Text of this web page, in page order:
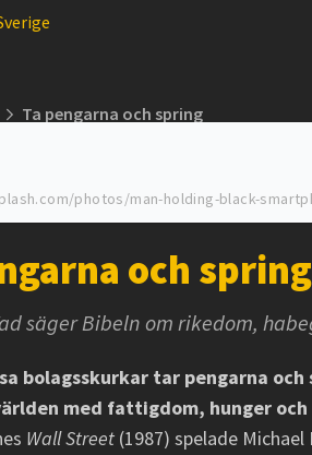
Ta pengarna och spring
photos/man-holding-black-
och spring
säger Bibeln om rikedom,
bolagsskurkar tar pengarna
med fattigdom, hunger
Wall Street (1987) spelade